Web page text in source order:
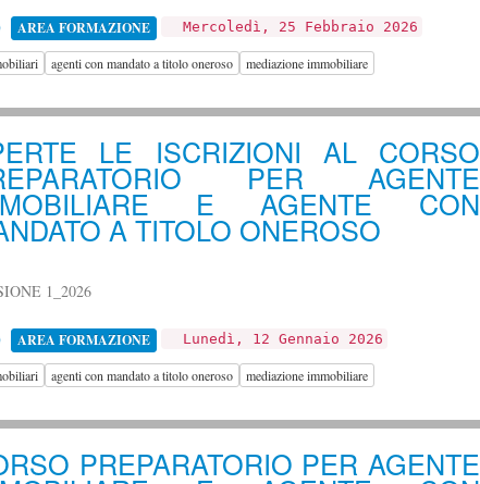
AREA FORMAZIONE Mercoledì, 25 Febbraio 2026
agenti con mandato a titolo oneroso
mediazione immobiliare
LE ISCRIZIONI AL CORSO
PER AGENTE
E AGENTE CON
A TITOLO ONEROSO
1_2026
AREA FORMAZIONE Lunedì, 12 Gennaio 2026
agenti con mandato a titolo oneroso
mediazione immobiliare
PREPARATORIO PER AGENTE